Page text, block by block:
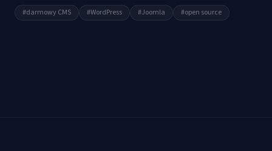
#darmowy CMS #WordPress #Joomla #open source